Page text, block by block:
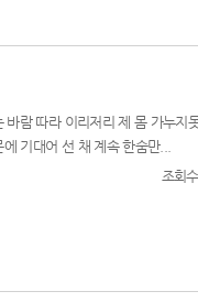
람 따라 이리저리 제 몸 가누지
기대어 선 채 계속 한숨만...
조회